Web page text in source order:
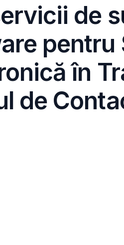
de
pentru
în
de